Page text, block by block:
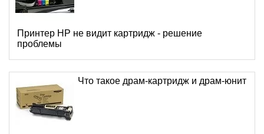
Принтер HP не видит картридж - решение
проблемы
Что такое драм-картридж и драм-юнит